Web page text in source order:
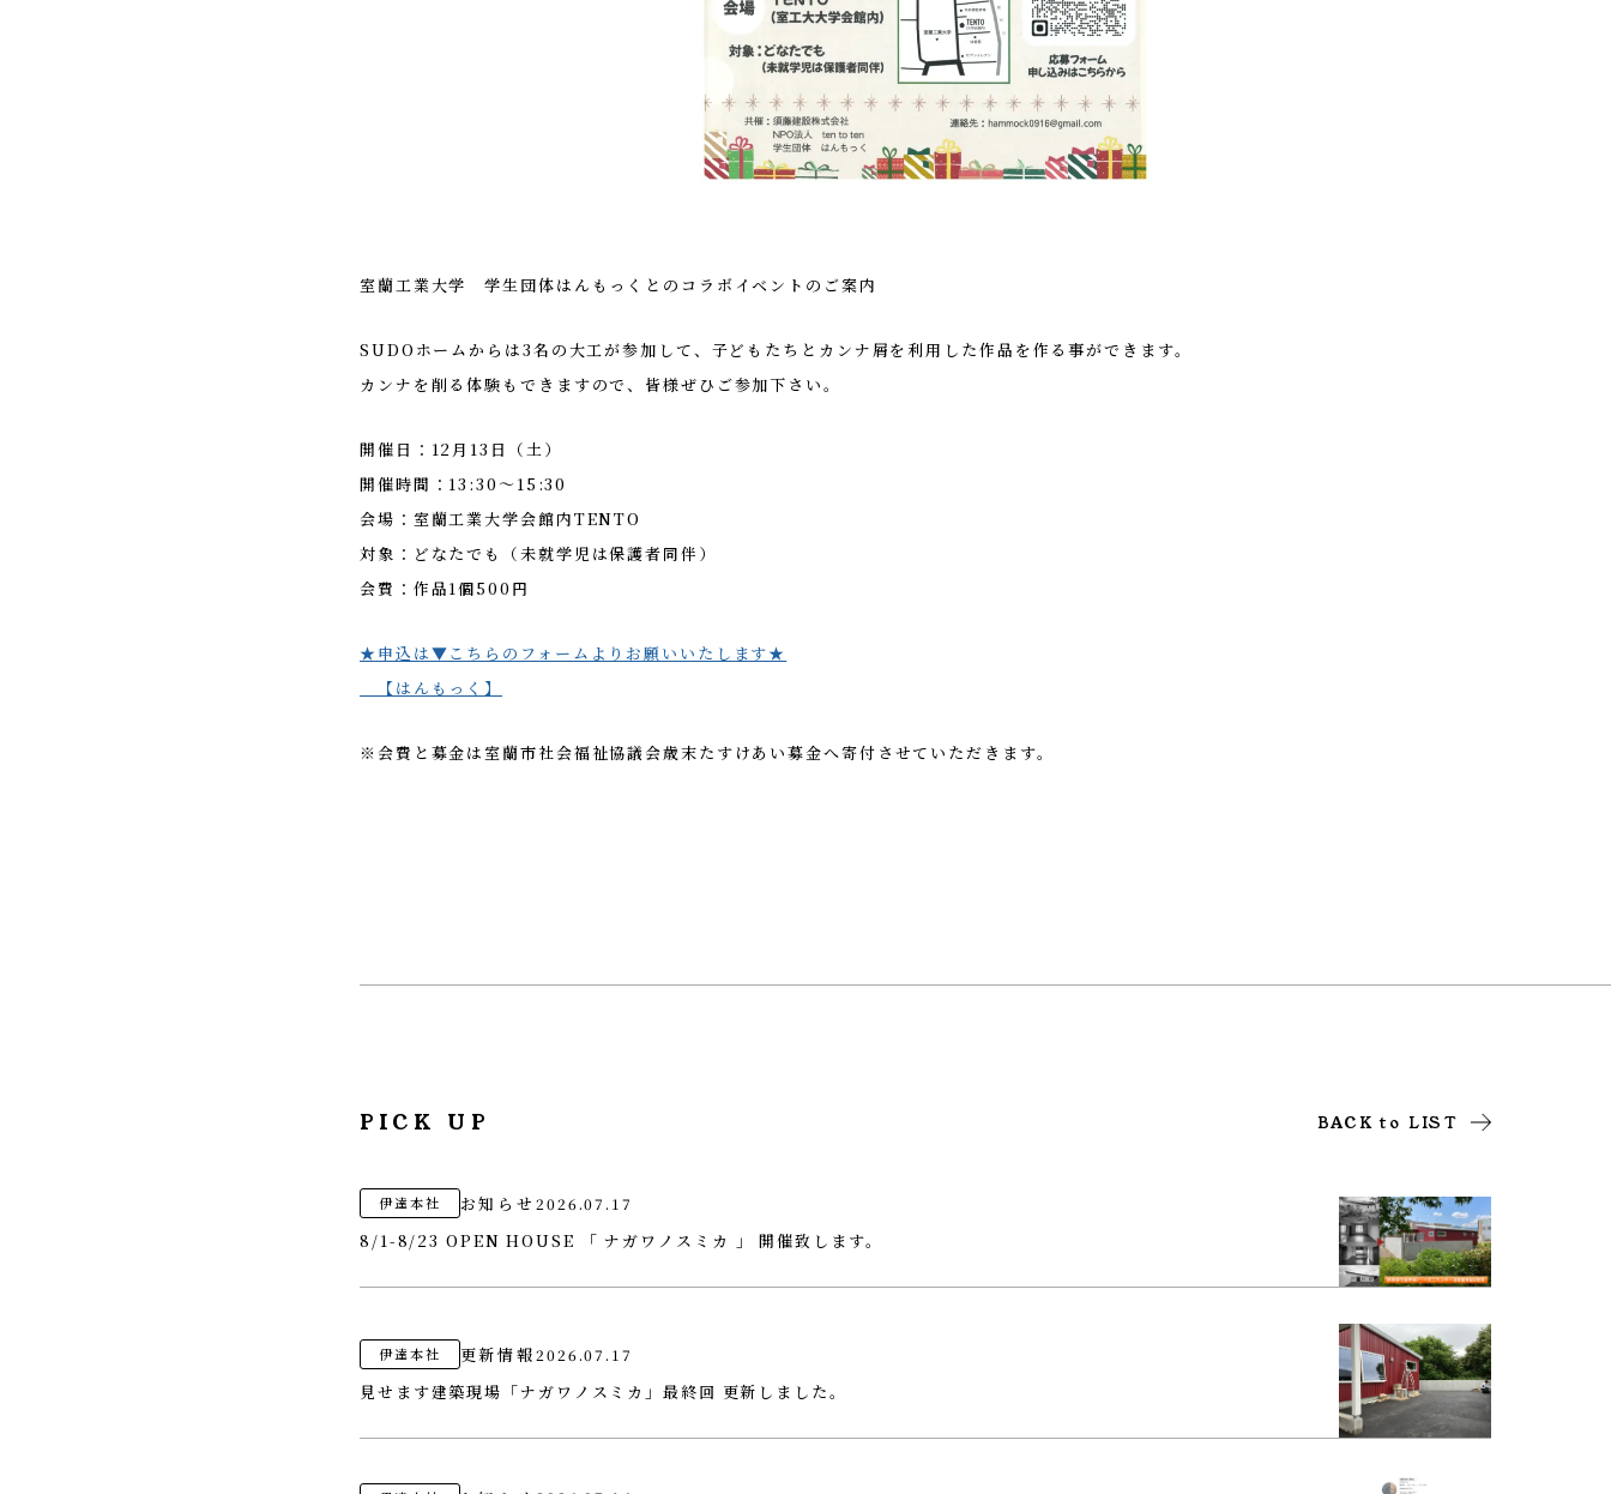
室蘭工業大学 学生団体はんもっくとのコラボイベントのご案内
SUDOホームからは3名の大工が参加して、子どもたちとカンナ屑を利用した作品を作る事ができます。
カンナを削る体験もできますので、皆様ぜひご参加下さい。
開催日：12月13日（土）
開催時間：13:30～15:30
会場：室蘭工業大学会館内TENTO
対象：どなたでも（未就学児は保護者同伴）
会費：作品1個500円
★申込は▼こちらのフォームよりお願いいたします★
【はんもっく】
※会費と募金は室蘭市社会福祉協議会歳末たすけあい募金へ寄付させていただきます。
PICK UP BACK to LIST
伊達本社 お知らせ 2026.07.17
8/1-8/23 OPEN HOUSE 「 ナガワノスミカ 」 開催致します。
伊達本社 更新情報2026.07.17
見せます建築現場「ナガワノスミカ」最終回 更新しました。